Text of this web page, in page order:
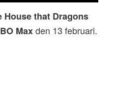
House that Dragons
Maxden 13 februari.